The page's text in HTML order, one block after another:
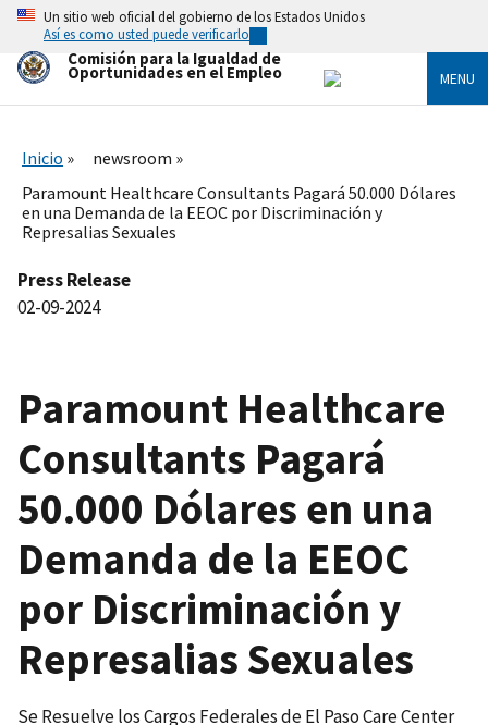
Skip
main
content
Un sitio web oficial del gobierno de los Estados Unidos
Así es como usted puede verificarlo
Comisión para la Igualdad de
Oportunidades en el Empleo MENU
Inicio
newsroom
Paramount Healthcare Consultants Pagará 50.000 Dólares
en una Demanda de la EEOC por Discriminación y
Represalias Sexuales
Press Release
02-09-2024
Paramount Healthcare
Consultants Pagará
50.000 Dólares en una
Demanda de la EEOC
por Discriminación y
Represalias Sexuales
Se Resuelve los Cargos Federales de El Paso Care Center